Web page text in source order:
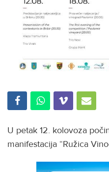
U petak 12. kolovoza
manifestacija “Ružica